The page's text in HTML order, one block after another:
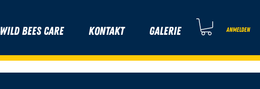
Wild Bees Care Kontakt Galerie Anmelden